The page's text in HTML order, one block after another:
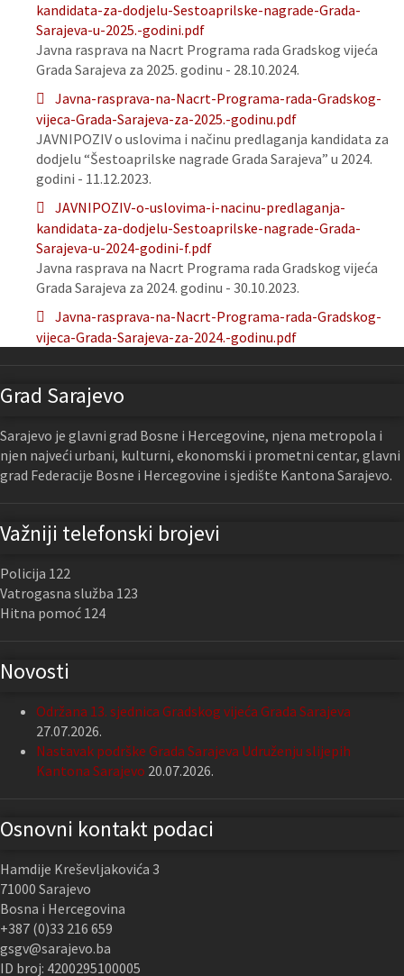
kandidata-za-dodjelu-Sestoaprilske-nagrade-Grada-
Sarajeva-u-2025.-godini.pdf
Javna rasprava na Nacrt Programa rada Gradskog vijeća
Grada Sarajeva za 2025. godinu - 28.10.2024.
Javna-rasprava-na-Nacrt-Programa-rada-Gradskog-
vijeca-Grada-Sarajeva-za-2025.-godinu.pdf
JAVNIPOZIV o uslovima i načinu predlaganja kandidata za
dodjelu “Šestoaprilske nagrade Grada Sarajeva” u 2024.
godini - 11.12.2023.
JAVNIPOZIV-o-uslovima-i-nacinu-predlaganja-
kandidata-za-dodjelu-Sestoaprilske-nagrade-Grada-
Sarajeva-u-2024-godini-f.pdf
Javna rasprava na Nacrt Programa rada Gradskog vijeća
Grada Sarajeva za 2024. godinu - 30.10.2023.
Javna-rasprava-na-Nacrt-Programa-rada-Gradskog-
vijeca-Grada-Sarajeva-za-2024.-godinu.pdf
Grad Sarajevo
Sarajevo je glavni grad Bosne i Hercegovine, njena metropola i
njen najveći urbani, kulturni, ekonomski i prometni centar, glavni
grad Federacije Bosne i Hercegovine i sjedište Kantona Sarajevo.
Važniji telefonski brojevi
Policija 122
Vatrogasna služba 123
Hitna pomoć 124
Novosti
Održana 13. sjednica Gradskog vijeća Grada Sarajeva
27.07.2026.
Nastavak podrške Grada Sarajeva Udruženju slijepih
Kantona Sarajevo 20.07.2026.
Osnovni kontakt podaci
Hamdije Kreševljakovića 3
71000 Sarajevo
Bosna i Hercegovina
+387 (0)33 216 659
gsgv@sarajevo.ba
ID broj: 4200295100005